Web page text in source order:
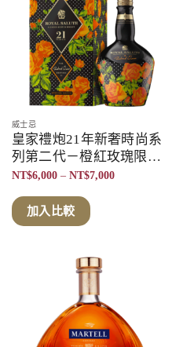
威士忌
皇家禮炮21年新奢時尚系
列第二代－橙紅玫瑰限定
版
NT$6,000 – NT$7,000價
加入比較